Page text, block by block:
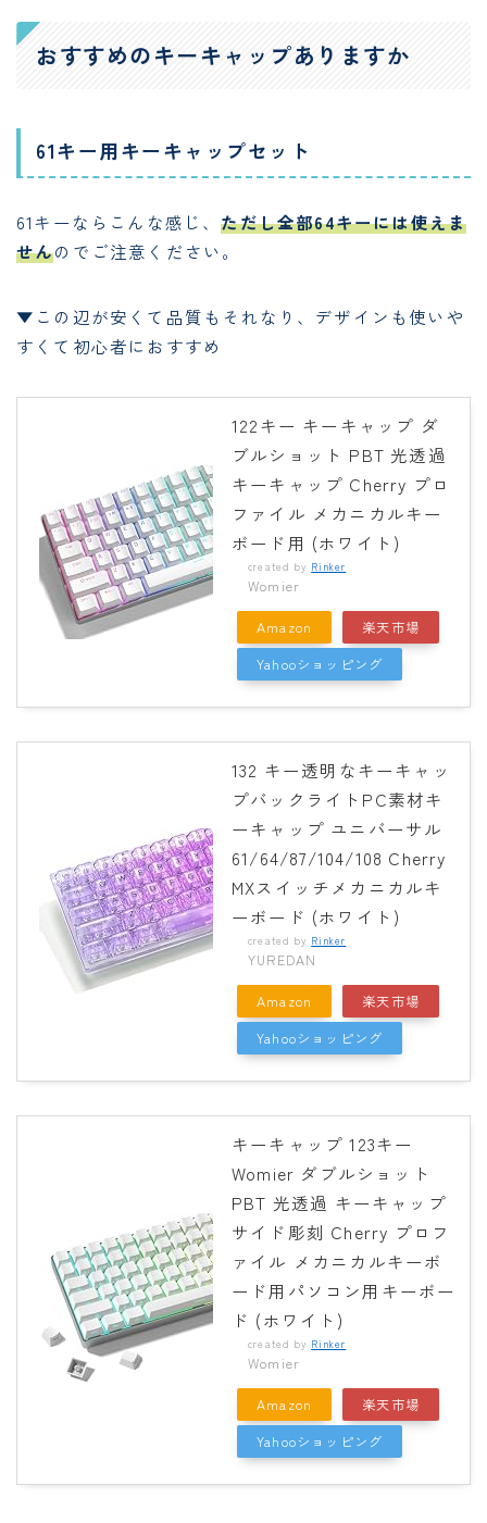
おすすめのキーキャップありますか
61キー用キーキャップセット
61キーならこんな感じ、ただし全部64キーには使えま
せんのでご注意ください。
▼この辺が安くて品質もそれなり、デザインも使いや
すくて初心者におすすめ
122キー キーキャップ ダ
ブルショット PBT 光透過
キーキャップ Cherry プロ
ファイル メカニカルキー
ボード用 (ホワイト)
created by Rinker
Womier
Amazon
楽天市場
Yahooショッピング
132 キー透明なキーキャッ
プバックライトPC素材キ
ーキャップ ユニバーサル
61/64/87/104/108 Cherry
MXスイッチメカニカルキ
ーボード (ホワイト)
created by Rinker
YUREDAN
Amazon
楽天市場
Yahooショッピング
キーキャップ 123キー
Womier ダブルショット
PBT 光透過 キーキャップ
サイド彫刻 Cherry プロフ
ァイル メカニカルキーボ
ード用パソコン用キーボー
ド (ホワイト)
created by Rinker
Womier
Amazon
楽天市場
Yahooショッピング